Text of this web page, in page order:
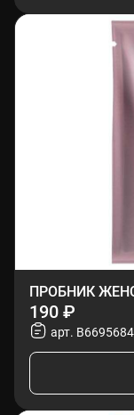
ПРОБНИК
190 ₽
арт.